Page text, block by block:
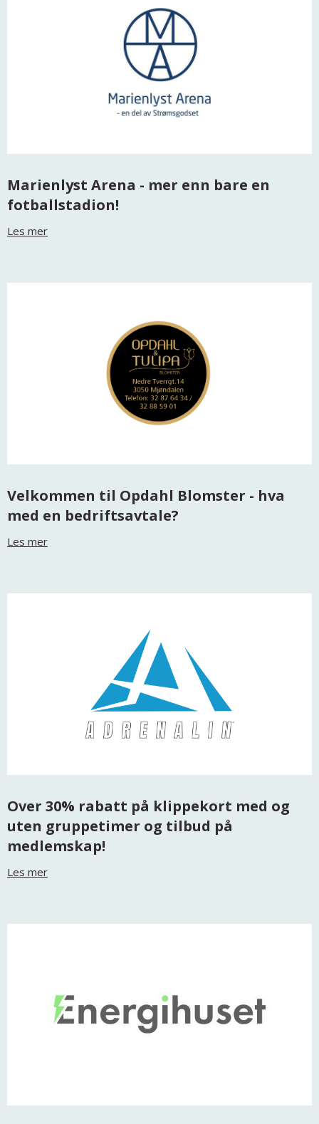
Marienlyst Arena - mer enn bare en
fotballstadion!
Les mer
Velkommen til Opdahl Blomster - hva
med en bedriftsavtale?
Les mer
Over 30% rabatt på klippekort med og
uten gruppetimer og tilbud på
medlemskap!
Les mer